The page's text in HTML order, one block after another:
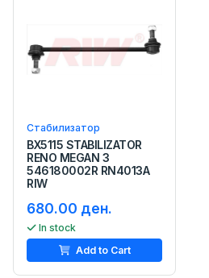
Стабилизатор
BX5115 STABILIZATOR
RENO MEGAN 3
546180002R RN4013A
RIW
680.00 ден.
In stock
Add to Cart